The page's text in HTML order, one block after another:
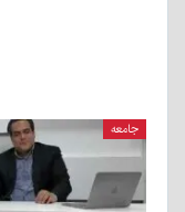
جامعه